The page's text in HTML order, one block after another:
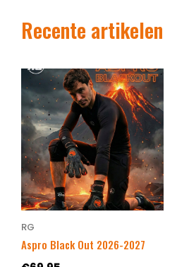
Recente artikelen
RG
Aspro Black Out 2026-2027